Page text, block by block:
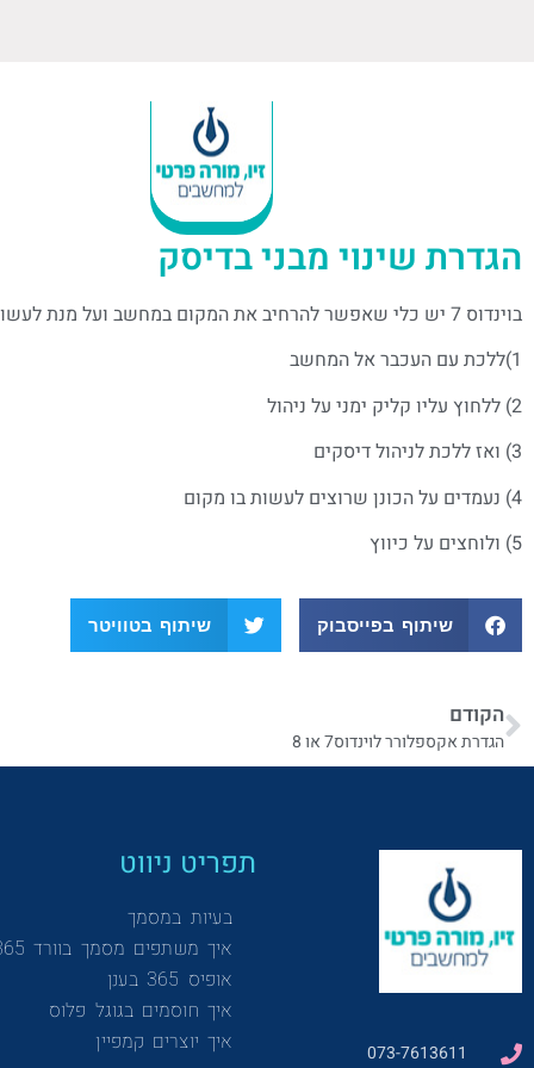
הגדרת שינוי מבני בדיסק
בוינדוס 7 יש כלי שאפשר להרחיב את המקום במחשב ועל מנת לעשות זאת צריך לעשות את הפעולות הבאות:
1)ללכת עם העכבר אל המחשב
2) ללחוץ עליו קליק ימני על ניהול
3) ואז ללכת לניהול דיסקים
4) נעמדים על הכונן שרוצים לעשות בו מקום
5) ולוחצים על כיווץ
שיתוף בפייסבוק שיתוף בטוויטר
הקודם
הגדרת אקספלורר לוינדוס7 או 8
073-7613611
תפריט ניווט
בעיות במסמך
איך משתפים מסמך בוורד 365
אופיס 365 בענן
איך חוסמים בגוגל פלוס
איך יוצרים קמפיין